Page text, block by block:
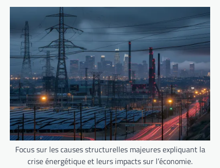
Focus sur les causes structurelles majeures expliquant la
crise énergétique et leurs impacts sur l’économie.